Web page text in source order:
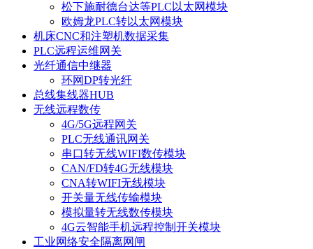
松下施耐德台达等PLC以太网模块
欧姆龙PLC转以太网模块
机床CNC和注塑机数据采集
PLC远程运维网关
光纤通信中继器
环网DP转光纤
总线集线器HUB
无线远程数传
4G/5G远程网关
PLC无线通讯网关
串口转无线WIFI数传模块
CAN/FD转4G无线模块
CNA转WIFI无线模块
开关量无线传输模块
模拟量转无线数传模块
4G云智能手机远程控制开关模块
工业网络安全隔离网闸